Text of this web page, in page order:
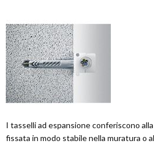
I tasselli ad espansione conferiscono
fissata in modo stabile nella muratura o